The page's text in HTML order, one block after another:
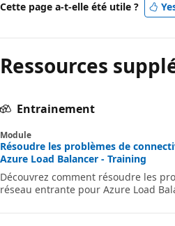
Cette page a-t-elle été utile ?
Ressources
Entrainement
Module
Résoudre les problèmes de
Azure Load Balancer - Training
Découvrez comment résoudre les
réseau entrante pour Azure Load